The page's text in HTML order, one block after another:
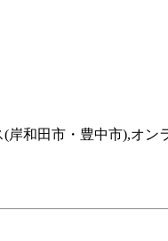
和田市・豊中市),オ